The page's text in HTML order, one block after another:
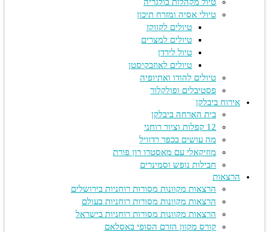
טיולי אסיה ומזרח תיכון
טיולים לקווקז
טיולים למצרים
טיול לירדן
טיולים לאוזבקיסטן
טיולים להודו ואתיופיה
פסטיבלים ופולקלור
אירוח ביבלקן
בית הארחה ביבלקן
מה עושים בכפר רדוויל
מוזיקאלי עם מאסטרו רון פורת
חבילות נופש וסמינרים
הרצאות
הרצאות מקוונות מסורות רוחניות בירושלים
הרצאות מקוונות מסורות רוחניות בעולם
הרצאות מקוונות מסורות רוחניות בישראל
קורס מקוון הזרם הסופי באסלאם